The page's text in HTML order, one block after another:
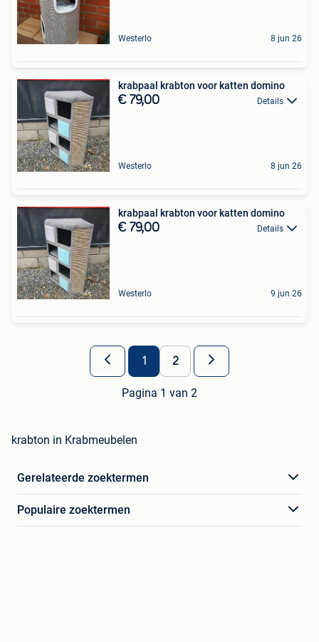
Westerlo 8 jun 26
krabpaal krabton voor katten domino
€ 79,00 Details
Westerlo 8 jun 26
krabpaal krabton voor katten domino
€ 79,00 Details
Westerlo 9 jun 26
1 2
Pagina 1 van 2
krabton in Krabmeubelen
Gerelateerde zoektermen
Populaire zoektermen